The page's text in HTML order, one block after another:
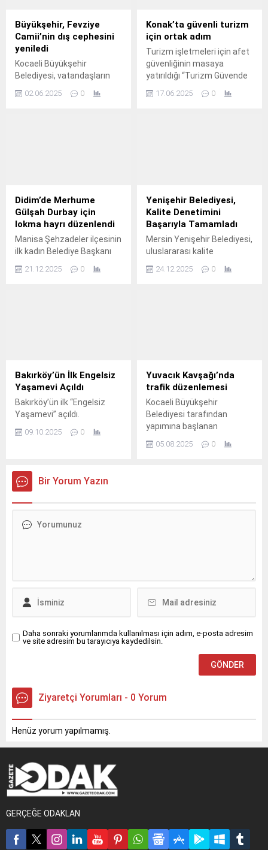
Büyükşehir, Fevziye
Camii’nin dış cephesini
yeniledi
Kocaeli Büyükşehir
Belediyesi, vatandaşların
ibadethanelerin eksiklerini
02.06.2025 0
Konak’ta güvenli turizm
için ortak adım
Turizm işletmeleri için afet
güvenliğinin masaya
yatırıldığı “Turizm Güvende
konuşan Konak Belediye
17.06.2025 0
Didim’de Merhume
Gülşah Durbay için
lokma hayrı düzenlendi
Manisa Şehzadeler ilçesinin
ilk kadın Belediye Başkanı
Durbay, Didim’de
21.12.2025 0
Yenişehir Belediyesi,
Kalite Denetimini
Başarıyla Tamamladı
Mersin Yenişehir Belediyesi,
uluslararası kalite
yolundaki yıllık denetimini
24.12.2025 0
Bakırköy’ün İlk Engelsiz
Yaşamevi Açıldı
Bakırköy’ün ilk “Engelsiz
Yaşamevi” açıldı.
09.10.2025 0
Yuvacık Kavşağı’nda
trafik düzenlemesi
Kocaeli Büyükşehir
Belediyesi tarafından
yapımına başlanan
Projesi” kapsamında, D-130
05.08.2025 0
Bir Yorum Yazın
Daha sonraki yorumlarımda kullanılması için adım, e-posta adresim
ve site adresim bu tarayıcıya kaydedilsin.
Ziyaretçi Yorumları - 0 Yorum
Henüz yorum yapılmamış.
GERÇEĞE ODAKLAN